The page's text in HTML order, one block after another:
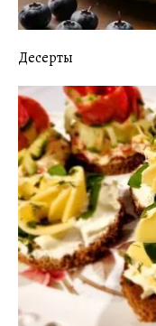
Десерты